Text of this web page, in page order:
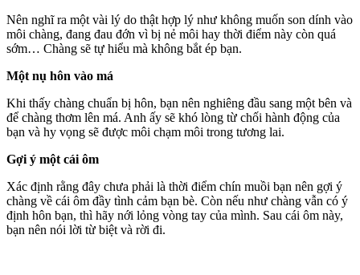
Nên nghĩ ra một vài lý do thật hợp lý như không muốn son dính vào
môi chàng, đang đau đớn vì bị nẻ môi hay thời điểm này còn quá
sớm… Chàng sẽ tự hiểu mà không bắt ép bạn.
Một nụ hôn vào má
Khi thấy chàng chuẩn bị hôn, bạn nên nghiêng đầu sang một bên và
để chàng thơm lên má. Anh ấy sẽ khó lòng từ chối hành động của
bạn và hy vọng sẽ được môi chạm môi trong tương lai.
Gợi ý một cái ôm
Xác định rằng đây chưa phải là thời điểm chín muồi bạn nên gợi ý
chàng về cái ôm đầy tình cảm bạn bè. Còn nếu như chàng vẫn có ý
định hôn bạn, thì hãy nới lỏng vòng tay của mình. Sau cái ôm này,
bạn nên nói lời từ biệt và rời đi.